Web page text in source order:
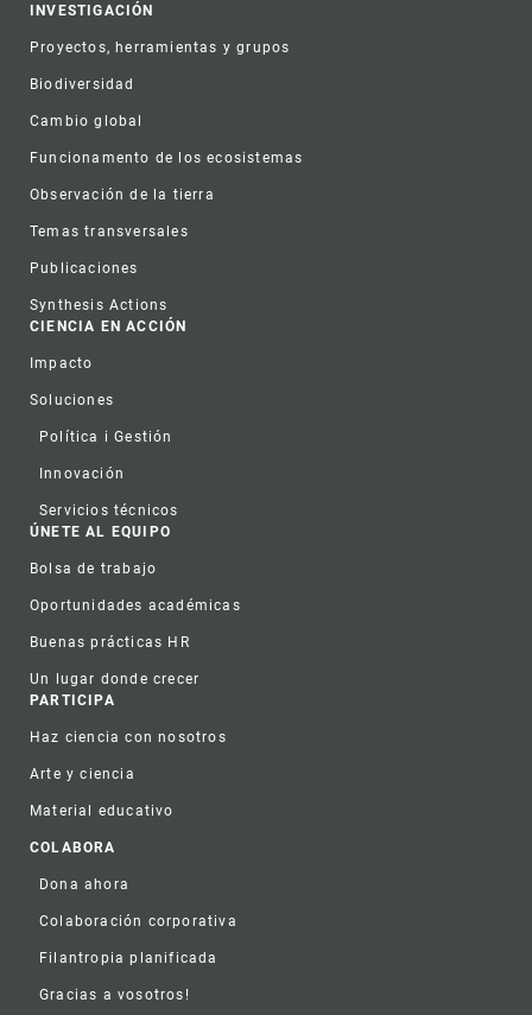
INVESTIGACIÓN
Proyectos, herramientas y grupos
Biodiversidad
Cambio global
Funcionamento de los ecosistemas
Observación de la tierra
Temas transversales
Publicaciones
Synthesis Actions
CIENCIA EN ACCIÓN
Impacto
Soluciones
Política i Gestión
Innovación
Servicios técnicos
ÚNETE AL EQUIPO
Bolsa de trabajo
Oportunidades académicas
Buenas prácticas HR
Un lugar donde crecer
PARTICIPA
Haz ciencia con nosotros
Arte y ciencia
Material educativo
COLABORA
Dona ahora
Colaboración corporativa
Filantropia planificada
Gracias a vosotros!